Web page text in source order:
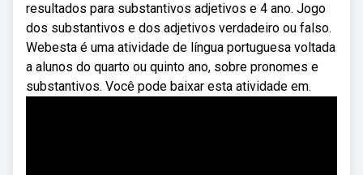
resultados para substantivos adjetivos e 4 ano. Jogo
dos substantivos e dos adjetivos verdadeiro ou falso.
Webesta é uma atividade de língua portuguesa voltada
a alunos do quarto ou quinto ano, sobre pronomes e
substantivos. Você pode baixar esta atividade em.